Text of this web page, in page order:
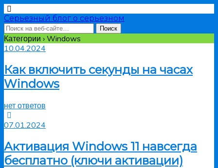
Серьезный блог о серьезном
Категории › Windows
10.04.2024
Как включить секунды на часах
Windows
нет ответов
07.01.2024
Активация Windows 11 навсегда
бесплатно (ключи активации)